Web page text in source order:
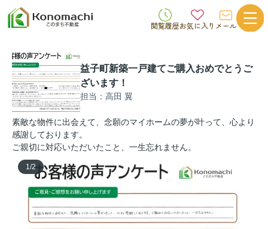
閲覧履歴お気に入り メール
益子町新築一戸建てご購入おめでとうご
ざいます！
担当：高田 翼
素敵な物件に出会えて、念願のマイホームの夢が叶って、心より
感謝しております。
ご親切に対応いただいたこと、一生忘れません。
1 /2